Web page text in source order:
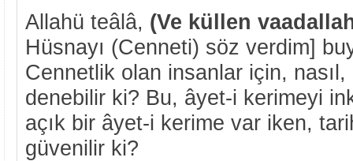
Allahü teâlâ, (Ve küllen
Hüsnayı (Cenneti) söz verdim]
Cennetlik olan insanlar için,
denebilir ki? Bu, âyet-i kerimeyi
açık bir âyet-i kerime var iken,
güvenilir ki?